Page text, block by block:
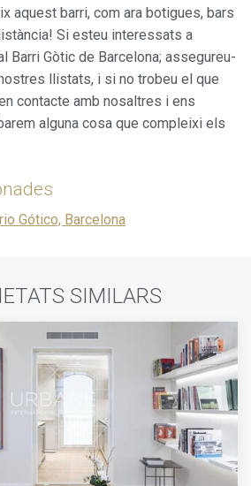
aquest barri, com ara botigues, bars
Si esteu interessats a
Barri Gòtic de Barcelona; assegureu-
llistats, i si no trobeu el que
contacte amb nosaltres i ens
alguna cosa que compleixi els
Gótico, Barcelona
SIMILARS